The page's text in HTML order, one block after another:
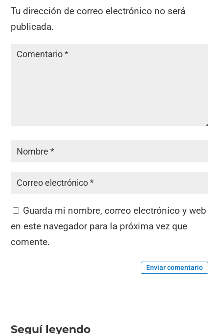
Tu dirección de correo electrónico no será
publicada.
Guarda mi nombre, correo electrónico y web
en este navegador para la próxima vez que
comente.
Enviar comentario
Seguí leyendo